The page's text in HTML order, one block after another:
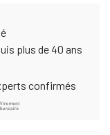
plus de 40 ans
confirmés